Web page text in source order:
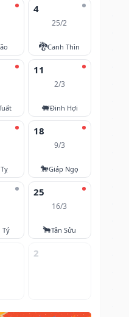
4
25/2
🐉Canh Thìn
11
2/3
🐖Đinh Hợi
18
9/3
🐎Giáp Ngọ
Tý
25
16/3
🐂Tân Sửu
2